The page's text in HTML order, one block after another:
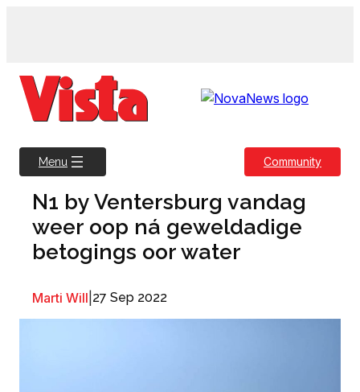
Menu Community
N1 by Ventersburg vandag
weer oop ná geweldadige
betogings oor water
Marti Will 27 Sep 2022